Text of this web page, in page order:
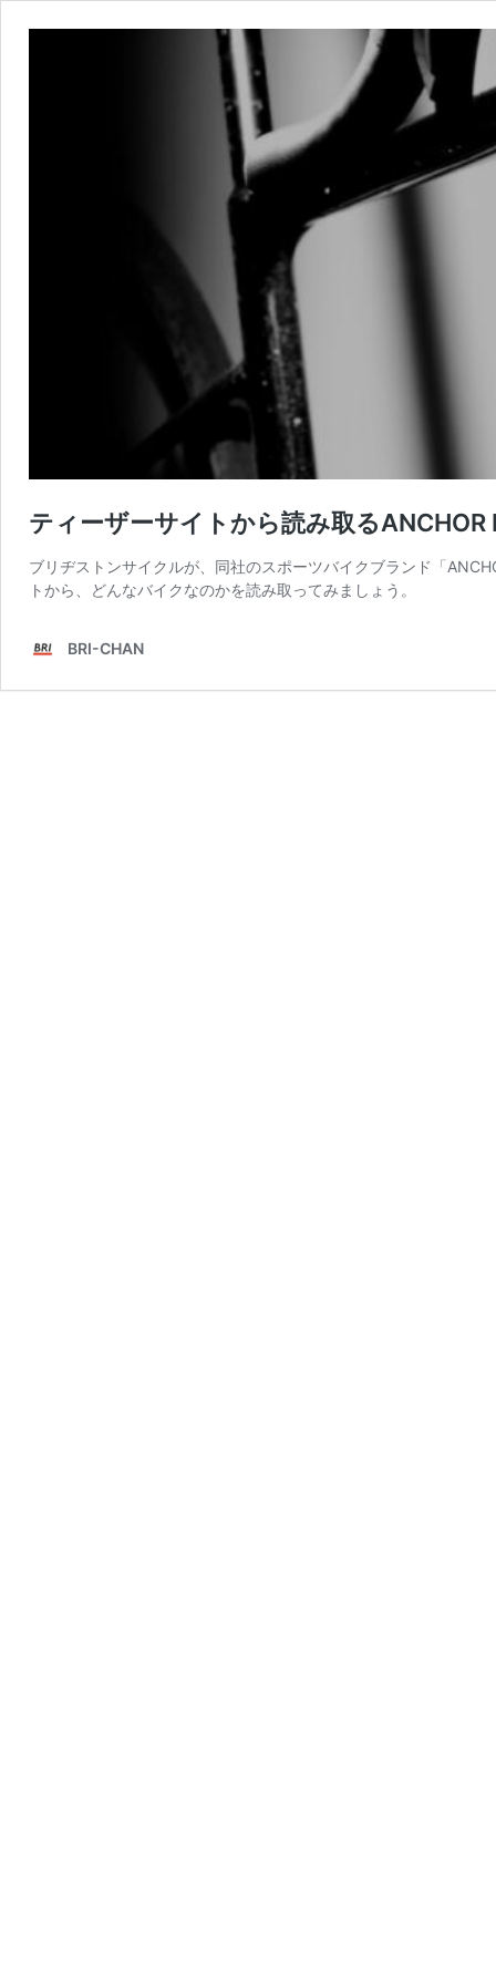
ティーザーサイトから読み取るANCHOR
ブリヂストンサイクルが、同社のスポーツバイクブランド「
トから、どんなバイクなのかを読み取ってみましょう。
BRI-CHAN